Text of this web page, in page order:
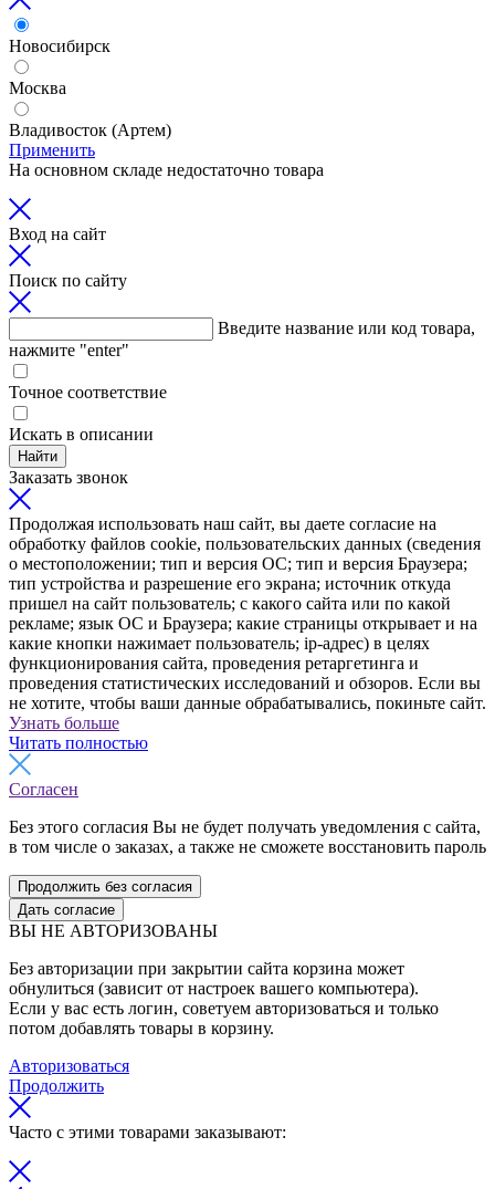
Новосибирск
Москва
Владивосток (Артем)
Применить
На основном складе недостаточно товара
Вход на сайт
Поиск по сайту
Введите название или код товара,
нажмите "enter"
Точное соответствие
Искать в описании
Найти
Заказать звонок
Продолжая использовать наш сайт, вы даете согласие на
обработку файлов cookie, пользовательских данных (сведения
о местоположении; тип и версия ОС; тип и версия Браузера;
тип устройства и разрешение его экрана; источник откуда
пришел на сайт пользователь; с какого сайта или по какой
рекламе; язык ОС и Браузера; какие страницы открывает и на
какие кнопки нажимает пользователь; ip-адрес) в целях
функционирования сайта, проведения ретаргетинга и
проведения статистических исследований и обзоров. Если вы
не хотите, чтобы ваши данные обрабатывались, покиньте сайт.
Узнать больше
Читать полностью
Согласен
Без этого согласия Вы не будет получать уведомления с сайта,
в том числе о заказах, а также не сможете восстановить пароль
Продолжить без согласия
Дать согласие
ВЫ НЕ АВТОРИЗОВАНЫ
Без авторизации при закрытии сайта корзина может
обнулиться (зависит от настроек вашего компьютера).
Если у вас есть логин, советуем авторизоваться и только
потом добавлять товары в корзину.
Авторизоваться
Продолжить
Часто с этими товарами заказывают: